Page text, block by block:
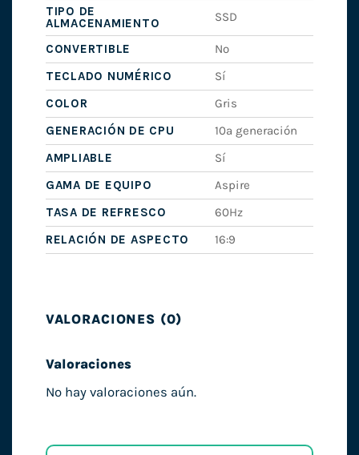
TIPO DE
ALMACENAMIENTO
SSD
CONVERTIBLE
No
TECLADO NUMÉRICO
Sí
COLOR
Gris
GENERACIÓN DE CPU
10ª generación
AMPLIABLE
Sí
GAMA DE EQUIPO
Aspire
TASA DE REFRESCO
60Hz
RELACIÓN DE ASPECTO
16:9
VALORACIONES (0)
Valoraciones
No hay valoraciones aún.